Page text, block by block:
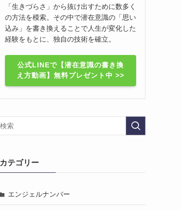
「生きづらさ」から抜け出すために数多く
の方法を模索。その中で潜在意識の「思い
込み」を書き換えることで人生が変化した
経験をもとに、独自の技術を確立。
公式LINEで【潜在意識の書き換
え方動画】無料プレゼント中 >>
カテゴリー
エンジェルナンバー